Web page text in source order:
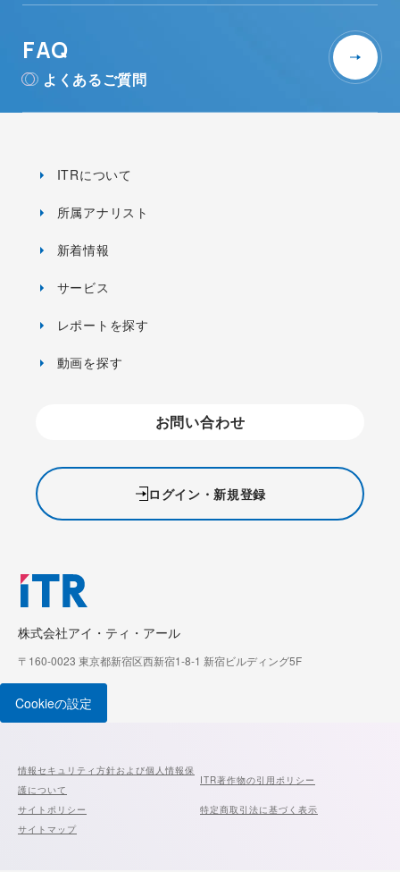
FAQ
よくあるご質問
株式会社アイ・ティ・アール
〒160-0023 東京都新宿区西新宿1-8-1 新宿ビルディング5F
ITRについて
所属アナリスト
新着情報
サービス
レポートを探す
動画を探す
お問い合わせ
ログイン・新規登録
Cookieの設定
情報セキュリティ方針および個人情報保
護について
ITR著作物の引用ポリシー
サイトポリシー
特定商取引法に基づく表示
サイトマップ